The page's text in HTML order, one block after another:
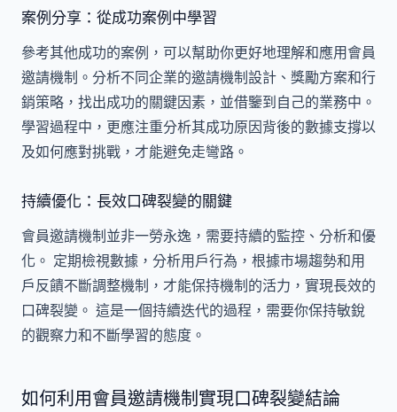
案例分享：從成功案例中學習
參考其他成功的案例，可以幫助你更好地理解和應用會員
邀請機制。分析不同企業的邀請機制設計、獎勵方案和行
銷策略，找出成功的關鍵因素，並借鑒到自己的業務中。
學習過程中，更應注重分析其成功原因背後的數據支撐以
及如何應對挑戰，才能避免走彎路。
持續優化：長效口碑裂變的關鍵
會員邀請機制並非一勞永逸，需要持續的監控、分析和優
化。 定期檢視數據，分析用戶行為，根據市場趨勢和用
戶反饋不斷調整機制，才能保持機制的活力，實現長效的
口碑裂變。 這是一個持續迭代的過程，需要你保持敏銳
的觀察力和不斷學習的態度。
如何利用會員邀請機制實現口碑裂變結論